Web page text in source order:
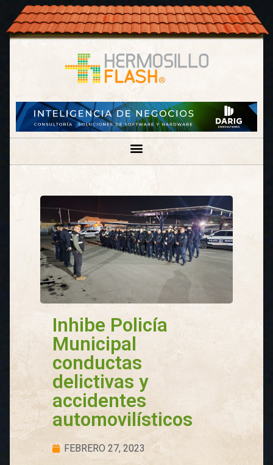
Inhibe Policía
Municipal
conductas
delictivas y
accidentes
automovilísticos
FEBRERO 27, 2023